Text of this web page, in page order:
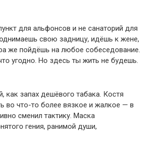
для альфонсов и не санаторий для
свою задницу, идёшь к жене,
же пойдёшь на любое собеседование.
угодно. Но здесь ты жить не будешь.
как запах дешёвого табака. Костя
во что-то более вязкое и жалкое — в
сменил тактику. Маска
гения, ранимой души,